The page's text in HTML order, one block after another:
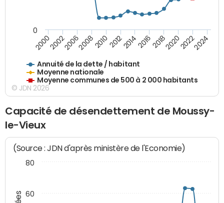
Annuité de la dette / habitant
Moyenne nationale
Moyenne communes de 500 à 2 000 habitants
200020022006200820102012201420162018202020222024
0
© JDN 2026
Capacité de désendettement de Moussy-
le-Vieux
(Source : JDN d'après ministère de l'Economie)
60
80